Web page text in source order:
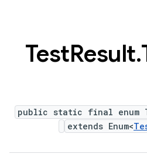
TestResult.
public static final enum
extends Enum<